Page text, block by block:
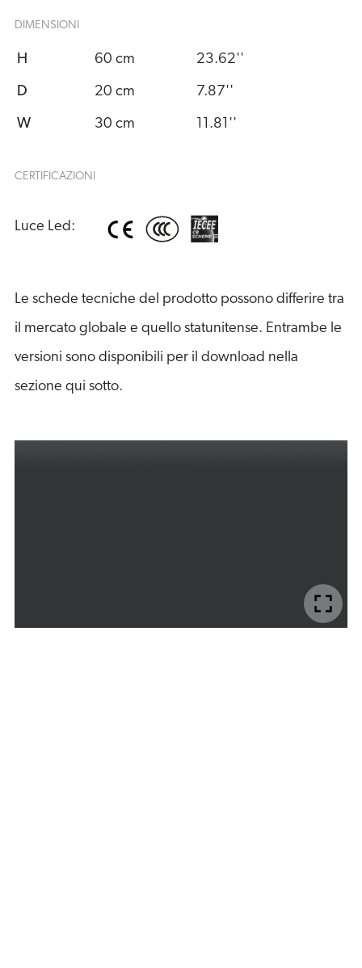
DIMENSIONI
H 60 cm 23.62''
D 20 cm 7.87''
W 30 cm 11.81''
CERTIFICAZIONI
Luce Led:
Le schede tecniche del prodotto possono differire tra
il mercato globale e quello statunitense. Entrambe le
versioni sono disponibili per il download nella
sezione qui sotto.